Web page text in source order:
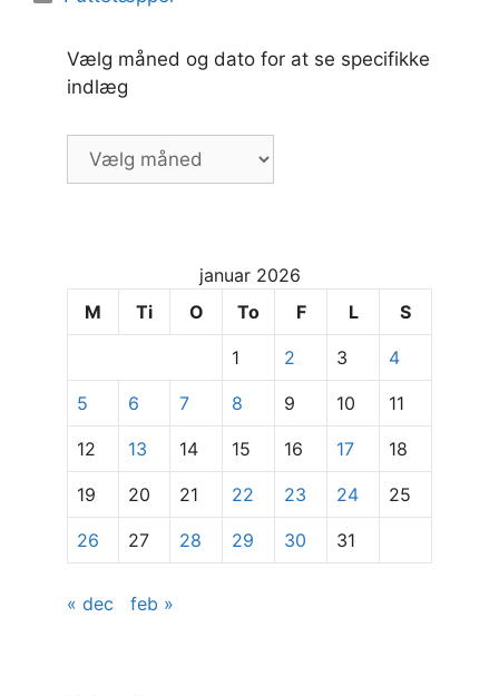
Vælg måned og dato for at se specifikke
indlæg
Vælg
måned
specifikke
januar 2026
M
Ti O To F L S
1 2 3 4
5 6 7 8 9 10 11
12 13 14 15 16 17 18
19 20 21 22 23 24 25
26 27 28 29 30 31
« dec feb »